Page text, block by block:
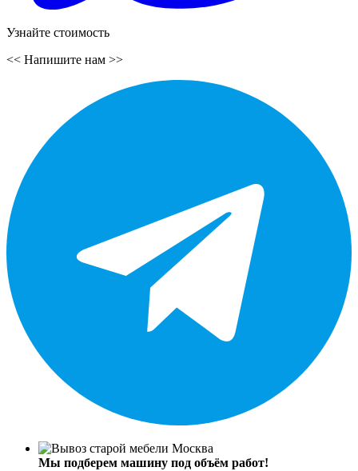
Узнайте стоимость
<< Напишите нам >>
Мы подберем машину под объём работ!